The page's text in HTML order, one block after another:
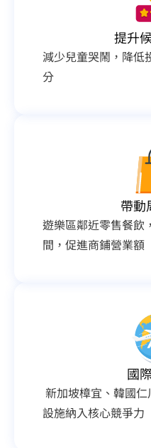
提升
減少兒童哭鬧，降低
分
帶動
遊樂區鄰近零售餐飲
間，促進商鋪營業額
國
設施納入核心競爭力